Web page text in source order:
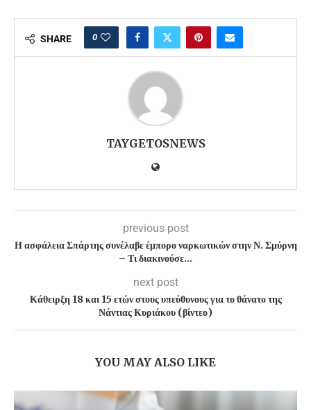
SHARE 0
TAYGETOSNEWS
previous post
Η ασφάλεια Σπάρτης συνέλαβε έμπορο ναρκωτικών στην Ν. Σμύρνη
– Τι διακινούσε…
next post
Κάθειρξη 18 και 15 ετών στους υπεύθυνους για το θάνατο της
Νάντιας Κυριάκου (βίντεο)
YOU MAY ALSO LIKE